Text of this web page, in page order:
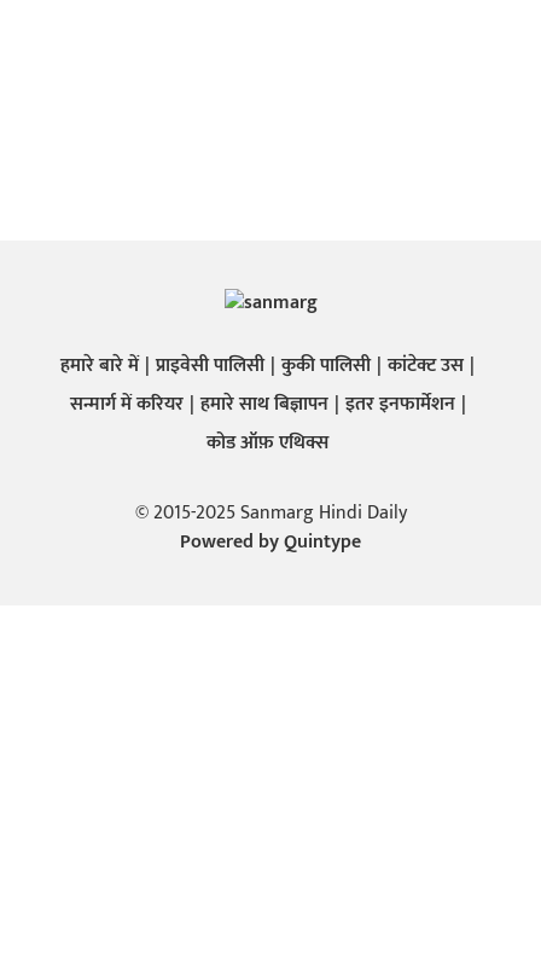
हमारे बारे में प्राइवेसी पालिसी कुकी पालिसी कांटेक्ट उस
सन्मार्ग में करियर हमारे साथ बिज्ञापन इतर इनफार्मेशन
कोड ऑफ़ एथिक्स
© 2015-2025 Sanmarg Hindi Daily
Powered byQuintype